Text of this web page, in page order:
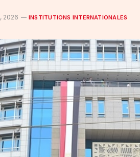
2026 INSTITUTIONS INTERNATIONALES